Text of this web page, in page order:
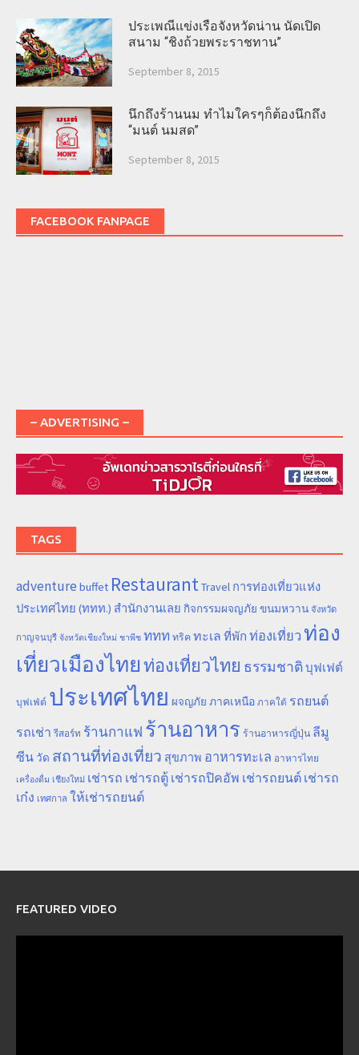
ประเพณีแข่งเรือจังหวัดน่าน นัดเปิด
สนาม “ชิงถ้วยพระราชทาน”
September 8, 2015
นึกถึงร้านนม ทำไมใครๆก็ต้องนึกถึง
“มนต์ นมสด”
September 8, 2015
FACEBOOK FANPAGE
– ADVERTISING –
TAGS
adventure buffet RestaurantTravel การท่องเที่ยวแห่ง
ประเทศไทย (ททท.) สำนักงานเลย กิจกรรมผจญภัย ขนมหวาน จังหวัด
กาญจนบุรี จังหวัดเชียงใหม่ ชาพีช ททท ทริค ทะเล ที่พัก ท่องเที่ยวท่อง
เที่ยวเมืองไทยท่องเที่ยวไทย ธรรมชาติ บุฟเฟต์
บุฟเฟ่ต์ ประเทศไทย ผจญภัย ภาคเหนือ ภาคใต้ รถยนต์
รถเช่า รีสอร์ท ร้านกาแฟ ร้านอาหาร ร้านอาหารญี่ปุ่น ลีมู
ซีน วัด สถานที่ท่องเที่ยว สุขภาพ อาหารทะเล อาหารไทย
เครื่องดื่ม เชียงใหม่ เช่ารถ เช่ารถตู้ เช่ารถปิคอัพ เช่ารถยนต์ เช่ารถ
เก๋ง เทศกาล ให้เช่ารถยนต์
FEATURED VIDEO